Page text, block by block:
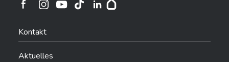
Ville de Differdange sur Instagram
Kontakt
Aktuelles